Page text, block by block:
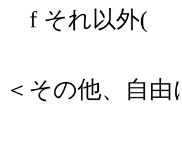
f それ
＜その他、自